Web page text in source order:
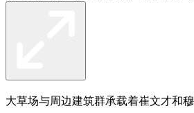
大草场与周边建筑群承载着崔文才和